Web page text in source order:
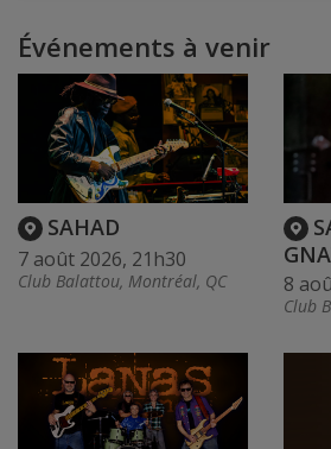
Événements à venir
SAHAD
7 août 2026, 21h30
Club Balattou, Montréal, QC 8
Club